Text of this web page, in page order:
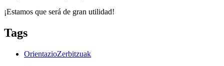
¡Estamos que será de gran utilidad!
Tags
OrientazioZerbitzuak